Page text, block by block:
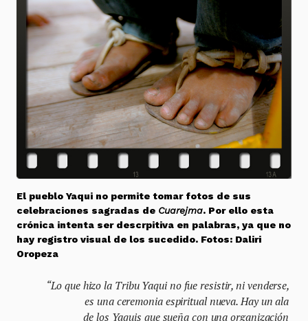
El pueblo Yaqui no permite tomar fotos de sus
celebraciones sagradas de Cuarejma. Por ello esta
crónica intenta ser descrpitiva en palabras, ya que no
hay registro visual de los sucedido. Fotos: Daliri
Oropeza
“Lo que hizo la Tribu Yaqui no fue resistir, ni venderse,
es una ceremonia espiritual nueva. Hay un ala
de los Yaquis que sueña con una organización